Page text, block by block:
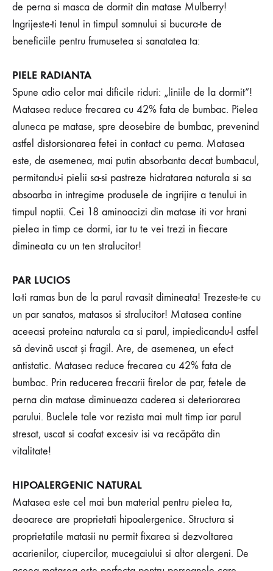
de perna si masca de dormit din matase Mulberry!
Ingrijeste-ti tenul in timpul somnului si bucura-te de
beneficiile pentru frumusetea si sanatatea ta:
PIELE RADIANTA
Spune adio celor mai dificile riduri: „liniile de la dormit”!
Matasea reduce frecarea cu 42% fata de bumbac. Pielea
aluneca pe matase, spre deosebire de bumbac, prevenind
astfel distorsionarea fetei in contact cu perna. Matasea
este, de asemenea, mai putin absorbanta decat bumbacul,
permitandu-i pielii sa-si pastreze hidratarea naturala si sa
absoarba in intregime produsele de ingrijire a tenului in
timpul noptii. Cei 18 aminoacizi din matase iti vor hrani
pielea in timp ce dormi, iar tu te vei trezi in fiecare
dimineata cu un ten stralucitor!
PAR LUCIOS
Ia-ti ramas bun de la parul ravasit dimineata! Trezeste-te cu
un par sanatos, matasos si stralucitor! Matasea contine
aceeasi proteina naturala ca si parul, impiedicandu-l astfel
să devină uscat și fragil. Are, de asemenea, un efect
antistatic. Matasea reduce frecarea cu 42% fata de
bumbac. Prin reducerea frecarii firelor de par, fetele de
perna din matase diminueaza caderea si deteriorarea
parului. Buclele tale vor rezista mai mult timp iar parul
stresat, uscat si coafat excesiv isi va recăpăta din
vitalitate!
HIPOALERGENIC NATURAL
Matasea este cel mai bun material pentru pielea ta,
deoarece are proprietati hipoalergenice. Structura si
proprietatile matasii nu permit fixarea si dezvoltarea
acarienilor, ciupercilor, mucegaiului si altor alergeni. De